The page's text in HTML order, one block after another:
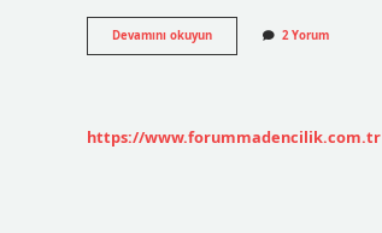
Devamını okuyunYüzüm
Neden
2 Yorum
https://www.forummadencilik.com.tr